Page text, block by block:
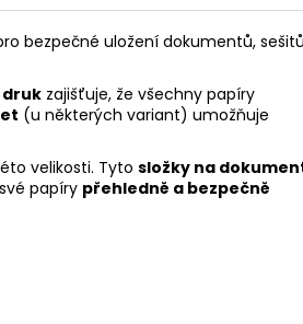
bezpečné uložení dokumentů,
zajišťuje, že všechny papíry
(u některých variant) umožňuje
velikosti. Tyto složky na
papíry přehledně a bezpečně